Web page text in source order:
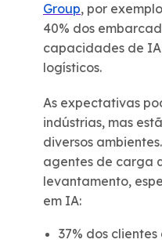
Group, por
40% dos
capacidades de
logísticos.
As expectativas
indústrias, mas
diversos
agentes de carga
levantamento,
em IA:
37% dos